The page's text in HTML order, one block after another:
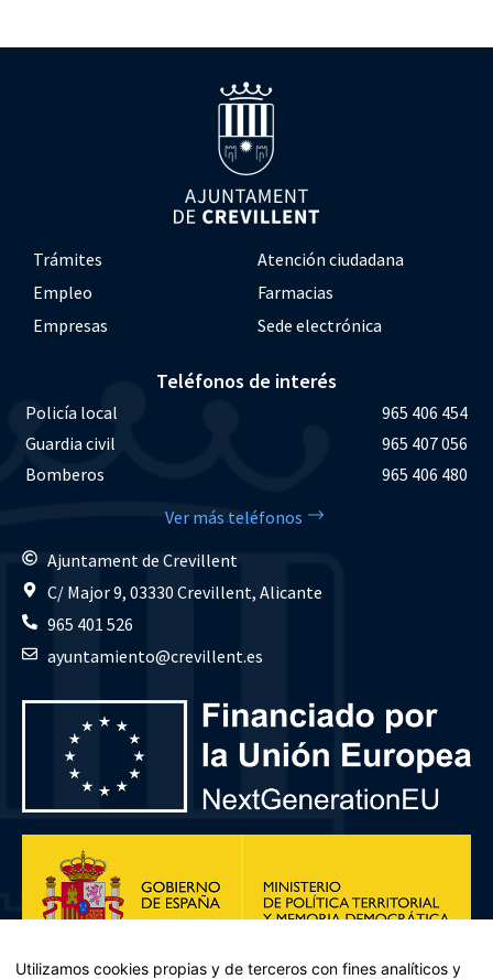
Trámites
Atención ciudadana
Empleo
Farmacias
Empresas
Sede electrónica
Teléfonos de interés
Policía local
965 406 454
Guardia civil
965 407 056
Bomberos
965 406 480
Ver más teléfonos
Ajuntament de Crevillent
C/ Major 9, 03330 Crevillent, Alicante
965 401 526
ayuntamiento@crevillent.es
Utilizamos cookies propias y de terceros con fines analíticos y